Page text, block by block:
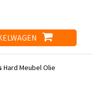
Hard Meubel Olie